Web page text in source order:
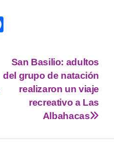
e
San Basilio: adultos
del grupo de natación
realizaron un viaje
recreativo a Las
Albahacas